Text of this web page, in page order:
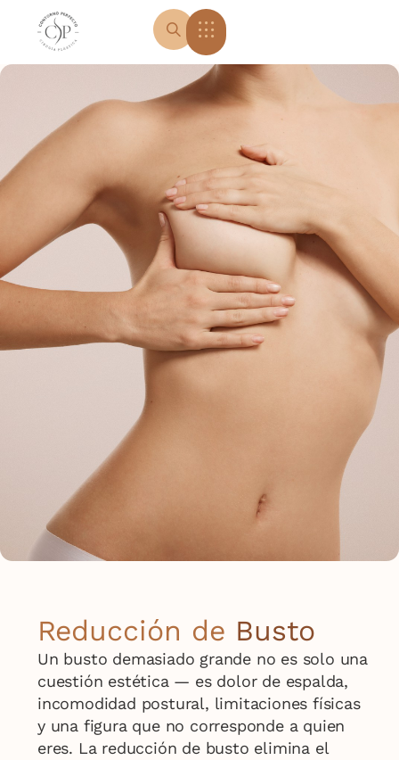
Reducción de Busto
Un busto demasiado grande no es solo una
cuestión estética — es dolor de espalda,
incomodidad postural, limitaciones físicas
y una figura que no corresponde a quien
eres. La reducción de busto elimina el